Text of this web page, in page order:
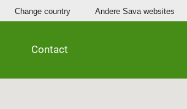
Contact
Change country Andere Sava websites